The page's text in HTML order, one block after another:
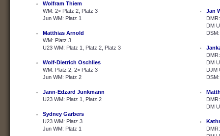
Wolfram Thiem
WM: 2× Platz 2, Platz 3
Jun WM: Platz 1
Matthias Arnold
WM: Platz 3
U23 WM: Platz 1, Platz 2, Platz 3
Wolf-Dietrich Oschlies
WM: Platz 2, 2× Platz 3
Jun WM: Platz 2
Jann-Edzard Junkmann
U23 WM: Platz 1, Platz 2
Sydney Garbers
U23 WM: Platz 3
Jun WM: Platz 1
Jan
DM
DM
DJM
DM